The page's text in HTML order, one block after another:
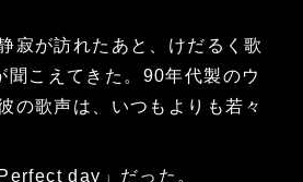
寂が訪れたあと、けだるく歌
聞こえてきた。90年代製のウ
の歌声は、いつもよりも若々
day」だった。